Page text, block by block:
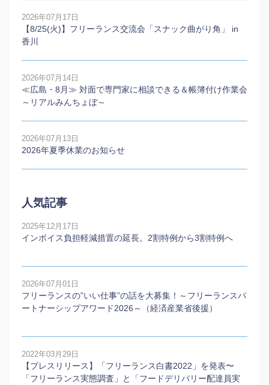
2026年07月17日
【8/25(火)】フリーランス交流会「スナック曲がり角」 in
香川
2026年07月14日
≪広島・8月≫ 対面で専門家に相談できる＆帳簿付け作業会
～リアルみんちょぼ～
2026年07月13日
2026年夏季休業のお知らせ
人気記事
2025年12月17日
インボイス負担軽減措置の延長。2割特例から3割特例へ
2026年07月01日
フリーランスの”いい仕事”の話を大募集！～フリーランスパ
ートナーシップアワード2026～（経済産業省後援）
2022年03月29日
【プレスリリース】「フリーランス白書2022」を発表〜
「フリーランス実態調査」と「フードデリバリー配達員実